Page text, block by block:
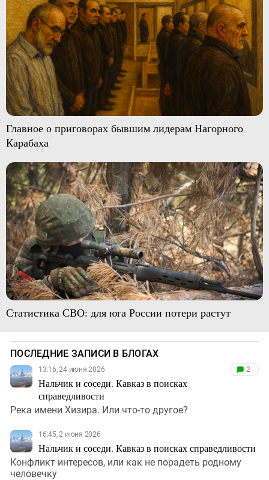
Главное о приговорах бывшим лидерам Нагорного
Карабаха
Статистика СВО: для юга России потери растут
ПОСЛЕДНИЕ ЗАПИСИ В БЛОГАХ
13:16, 24 июня 2026
Нальчик и соседи. Кавказ в поисках
справедливости
2
Река имени Хизира. Или что-то другое?
16:45, 2 июня 2026
Нальчик и соседи. Кавказ в поисках справедливости
Конфликт интересов, или как не порадеть родному
человечку